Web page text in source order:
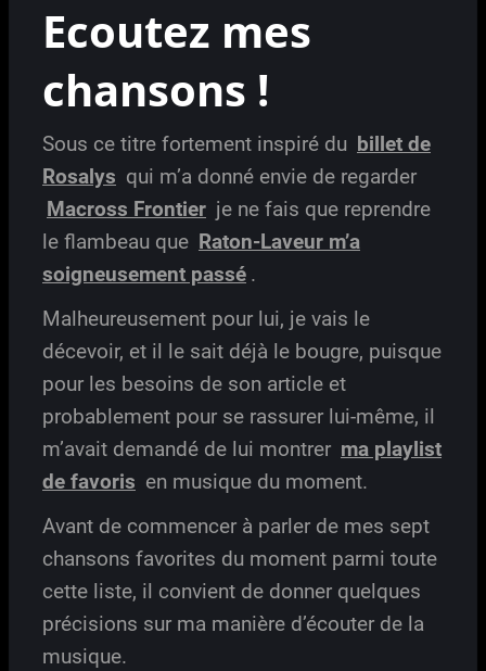
Ecoutez mes
chansons !
Sous ce titre fortement inspiré du billet de
Rosalys qui m’a donné envie de regarder
Macross Frontier je ne fais que reprendre
le flambeau que Raton-Laveur m’a
soigneusement passé .
Malheureusement pour lui, je vais le
décevoir, et il le sait déjà le bougre, puisque
pour les besoins de son article et
probablement pour se rassurer lui-même, il
m’avait demandé de lui montrer ma playlist
de favoris en musique du moment.
Avant de commencer à parler de mes sept
chansons favorites du moment parmi toute
cette liste, il convient de donner quelques
précisions sur ma manière d’écouter de la
musique.